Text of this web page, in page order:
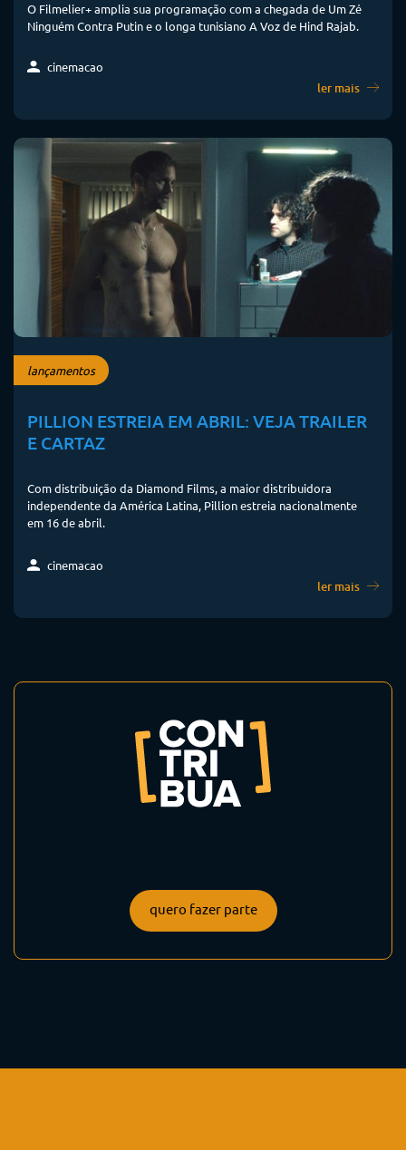
O Filmelier+ amplia sua programação com a chegada de Um Zé
Ninguém Contra Putin e o longa tunisiano A Voz de Hind Rajab.
cinemacao
ler mais
lançamentos
PILLION ESTREIA EM ABRIL: VEJA TRAILER
E CARTAZ
Com distribuição da Diamond Films, a maior distribuidora
independente da América Latina, Pillion estreia nacionalmente
em 16 de abril.
cinemacao
ler mais
quero fazer parte